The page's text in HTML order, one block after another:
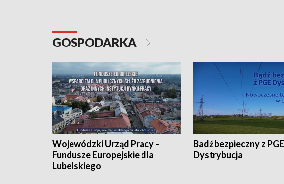
GOSPODARKA
Wojewódzki Urząd Pracy –
Fundusze Europejskie dla
Lubelskiego
Badź bezpieczny z PGE
Dystrybucja